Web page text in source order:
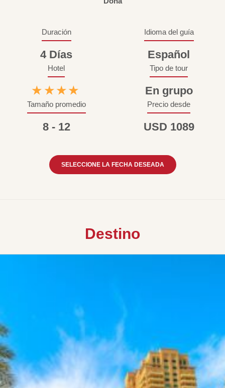
Duración
4 Días
Idioma del guía
Español
Hotel
★★★★
Tipo de tour
En grupo
Tamaño promedio
8 - 12
Precio desde
USD 1089
SELECCIONE LA FECHA DESEADA
Destino